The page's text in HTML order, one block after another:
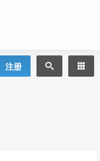
注册